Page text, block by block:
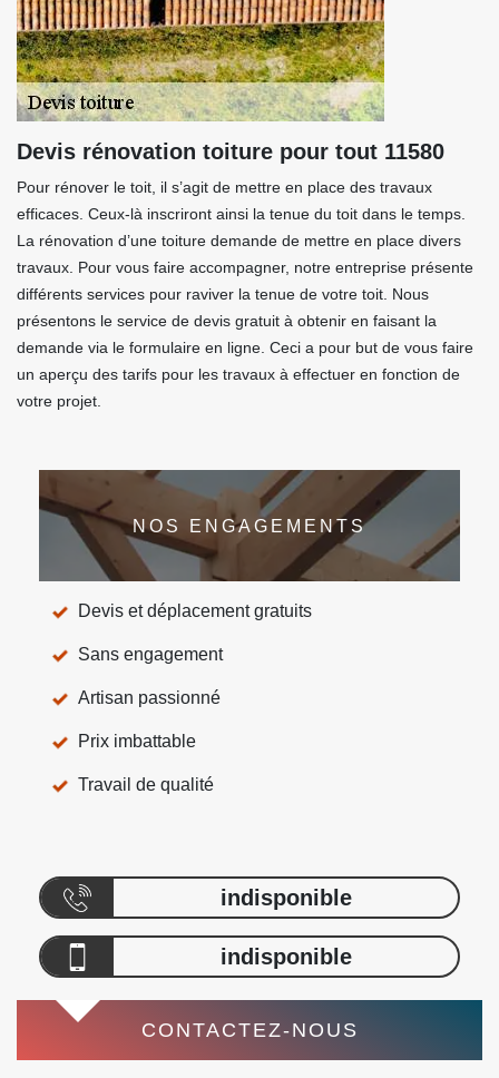
Devis rénovation toiture pour tout 11580
Pour rénover le toit, il s’agit de mettre en place des travaux
efficaces. Ceux-là inscriront ainsi la tenue du toit dans le temps.
La rénovation d’une toiture demande de mettre en place divers
travaux. Pour vous faire accompagner, notre entreprise présente
différents services pour raviver la tenue de votre toit. Nous
présentons le service de devis gratuit à obtenir en faisant la
demande via le formulaire en ligne. Ceci a pour but de vous faire
un aperçu des tarifs pour les travaux à effectuer en fonction de
votre projet.
NOS ENGAGEMENTS
Devis et déplacement gratuits
Sans engagement
Artisan passionné
Prix imbattable
Travail de qualité
indisponible
indisponible
CONTACTEZ-NOUS